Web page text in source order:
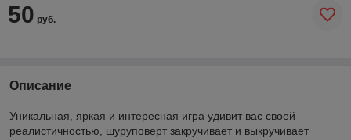
50 руб.
Описание
Уникальная, яркая и интересная игра удивит вас своей
реалистичностью, шуруповерт закручивает и выкручивает